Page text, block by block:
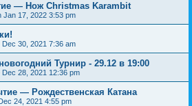
— Нож Christmas Karambit
Jan 17, 2022 3:53 pm
Dec 30, 2021 7:36 am
Турнир - 29.12 в 19:00
Dec 28, 2021 12:36 pm
— Рождественская Катана
24, 2021 4:55 pm